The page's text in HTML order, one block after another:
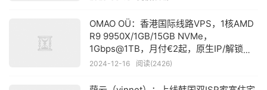
OMAO OÜ：香港国际线路VPS，1核AMD
R9 9950X/1GB/15GB NVMe，
1Gbps@1TB，月付€2起，原生IP/解锁本
地和全球流媒体平台
2024-12-16 阅读(2426)